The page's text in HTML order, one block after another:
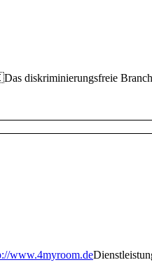
Das diskriminierungsfreie
www.4myroom.de